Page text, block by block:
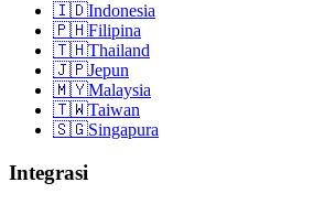
🇮🇩Indonesia
🇵🇭Filipina
🇹🇭Thailand
🇯🇵Jepun
🇲🇾Malaysia
🇹🇼Taiwan
🇸🇬Singapura
Integrasi